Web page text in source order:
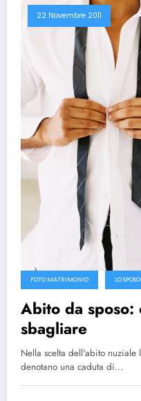
22 Novembre 2011
FOTO MATRIMONIO LO SPOSO
Abito da sposo:
sbagliare
Nella scelta dell'abito
denotano una caduta di…